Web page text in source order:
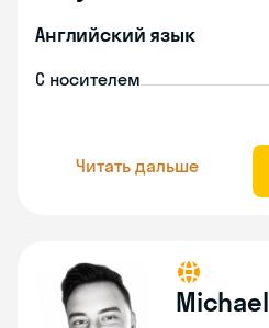
Английский язык
С носителем
Читать дальше
Michael